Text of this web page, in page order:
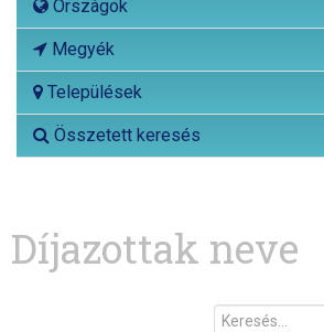
Országok
Megyék
Települések
Összetett keresés
Díjazottak neve